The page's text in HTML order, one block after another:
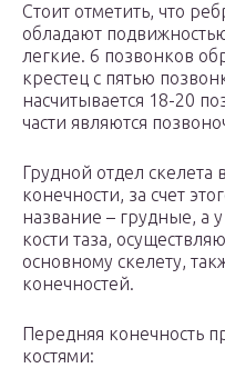
Стоит отметить, что
обладают
легкие. 6 позвонков
крестец с пятью
насчитывается 18-20
части являются
Грудной отдел скелета
конечности, за счет
название – грудные, а
кости таза,
основному скелету,
конечностей.
Передняя конечность
костями: